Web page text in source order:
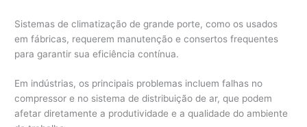
Sistemas de climatização de grande porte, como os usados
em fábricas, requerem manutenção e consertos frequentes
para garantir sua eficiência contínua.
Em indústrias, os principais problemas incluem falhas no
compressor e no sistema de distribuição de ar, que podem
afetar diretamente a produtividade e a qualidade do ambiente